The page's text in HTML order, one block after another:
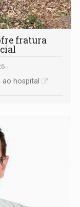
fratura
ao hospital